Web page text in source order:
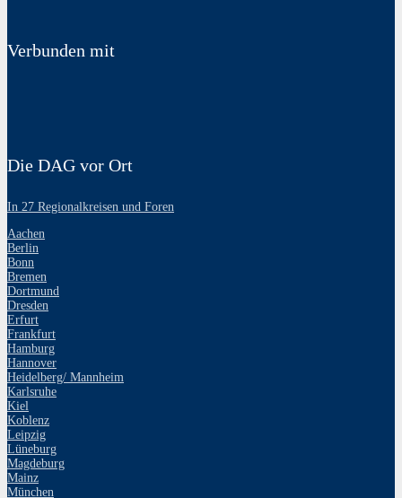
Verbunden mit
Die DAG vor Ort
In 27 Regionalkreisen und Foren
Aachen
Berlin
Bonn
Bremen
Dortmund
Dresden
Erfurt
Frankfurt
Hamburg
Hannover
Heidelberg/ Mannheim
Karlsruhe
Kiel
Koblenz
Leipzig
Lüneburg
Magdeburg
Mainz
München